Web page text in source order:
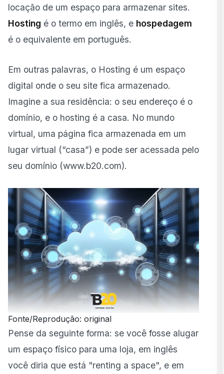
locação de um espaço para armazenar sites.
Hosting é o termo em inglês, e hospedagem
é o equivalente em português.
Em outras palavras, o Hosting é um espaço
digital onde o seu site fica armazenado.
Imagine a sua residência: o seu endereço é o
domínio, e o hosting é a casa. No mundo
virtual, uma página fica armazenada em um
lugar virtual (“casa”) e pode ser acessada pelo
seu domínio (www.b20.com).
Fonte/Reprodução: original
Pense da seguinte forma: se você fosse alugar
um espaço físico para uma loja, em inglês
você diria que está "renting a space", e em